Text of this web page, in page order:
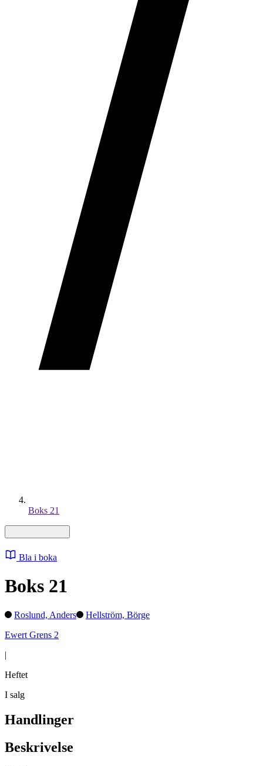
Boks 21
Bla i boka
Boks 21
Roslund, Anders
Hellström, Börge
Ewert Grens 2
|
Heftet
I salg
Handlinger
Beskrivelse